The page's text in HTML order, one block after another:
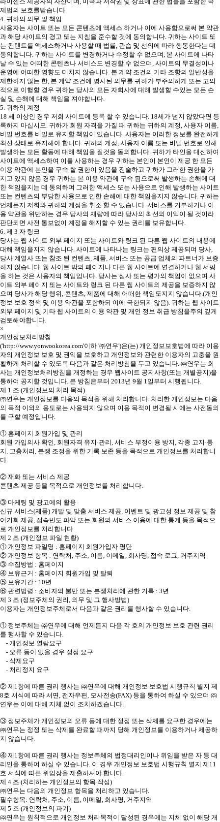
제법의 보호를받습니다.
4. 귀하의 의무 및 책임
사용자는 사이트 또는 모든 콘텐츠에 액세스 하거나 이에 사용함으로써 본 약관
과 해당 사이트의 경고 또는 지침을 준수할 것에 동의합니다. 귀하는 사이트 또
는 컨텐트를 액세스하거나 사용할 때 법률, 관습 및 선의에 따라 행동한다는 데
동의합니다. 귀하는 사이트를 변경하거나 수정할 수 없으며, 본 사이트에 나타
날 수 있는 어떠한 콘텐츠나 서비스도 변경할 수 없으며, 사이트의 무결성이나
운영에 어떠한 영향도 미치지 않습니다. 본 계약 조건의 기타 조항의 일반성을
제한하지 않는 한, 본 계약 조건에 명시된 의무를 귀하가 부주의하게 또는 고의
적으로 이행할 경우 귀하는 당사의 모든 자회사에 대해 발생할 수있는 모든 손
실 및 손해에 대해 책임을 져야합니다.
5. 귀하의 계정
18 세 이상인 경우 저희 사이트에 등록 할 수 있습니다. 18세가 넘지 않았다면 등
록하지 마십시오. 귀하가 회원 자격을 가질 때 귀하는 귀하의 계정, 사용자 이름,
비밀 번호를 비밀로 유지할 책임이 있습니다. 사용자는 이러한 정보를 완전하게
최신 상태로 유지해야 합니다. 귀하의 계정, 사용자 이름 또는 비밀 번호로 인해
발생하는 모든 활동에 대해 책임을 질것을 동의합니다. 귀하가 타인을 대신하여
사이트에 액세스하여 이를 사용하는 경우 귀하는 본인이 본인이 제공 한 모든
이용 약관에 본인을 구속 할 권한이 있음을 진술하고 귀하가 그러한 권한을 가
지고 있지 않은 경우 귀하는 본 이용 약관에 구속 됨으로써 발생하는 손해에 대
한 책임을지는 데 동의하며 그러한 액세스 또는 사용으로 인해 발생하는 사이트
또는 컨텐츠의 부당한 사용으로 인한 손해에 대한 책임을지지 않습니다. 귀하는
언제든지 저희와 귀하의 계정을 취소 할 수 있습니다. 서비스를 거부하거나 이
용 약관을 위반하는 경우 당사의 재량에 따라 당사의 최선의 이익이 될 것이라
판단되면 사전 통보없이 계정을 해지할 수 있는 권리를 보유합니다.
6. 제 3 자 링크
당사는 웹 사이트 외부 페이지 또는 사이트와 링크 된 다른 웹 사이트의 내용에
대해 책임을지지 않습니다. 사이트에 나타나는 링크는 편의상 제공되며 당사,
당사 계열사 또는 참조 된 컨텐츠, 제품, 서비스 또는 공급 업체의 파트너가 보증
하지 않습니다. 웹 사이트 밖의 페이지나 다른 웹 사이트에 연결하거나 웹 서핑
을 하는 것은 사용자의 책임입니다. 당사는 심사 또는 평가의 책임이 없으며 사
이트 외부 페이지 또는 사이트와 링크 된 다른 웹 사이트의 제공을 보증하지 않
으며 당사가 해당 행위, 콘텐츠, 제품에 대해 어떠한 책임도지지 않습니다.(개인
정보 보호 정책 및 이용 약관을 포함하되 이에 국한되지 않음). 귀하는 웹 사이트
외부 페이지 및 기타 웹 사이트의 이용 약관 및 개인 정보 취급 방침을주의 깊게
검토해야합니다.
×
개인정보처리방침
('http://www.yonwookorea.com'이하 '㈜연우')은(는) 개인정보보호법에 따라 이용
자의 개인정보 보호 및 권익을 보호하고 개인정보와 관련한 이용자의 고충을 원
활하게 처리할 수 있도록 다음과 같은 처리방침을 두고 있습니다. ㈜연우는 회
사는 개인정보처리방침을 개정하는 경우 웹사이트 공지사항(또는 개별공지)을
통하여 공지할 것입니다. 본 방침은부터 2013년 9월 1일부터 시행됩니다.
제 1 조 (개인정보의 처리 목적)
㈜연우는 개인정보를 다음의 목적을 위해 처리합니다. 처리한 개인정보는 다음
의 목적 이외의 용도로는 사용되지 않으며 이용 목적이 변경될 시에는 사전동의
를 구할 예정입니다.
① 홈페이지 회원가입 및 관리
회원 가입의사 확인, 회원자격 유지·관리, 서비스 부정이용 방지, 각종 고지·통
지, 고충처리, 분쟁 조정을 위한 기록 보존 등을 목적으로 개인정보를 처리합니
다.
② 재화 또는 서비스 제공
콘텐츠 제공 등을 목적으로 개인정보를 처리합니다.
③ 마케팅 및 광고에의 활용
신규 서비스(제품) 개발 및 맞춤 서비스 제공, 이벤트 및 광고성 정보 제공 및 참
여기회 제공, 접속빈도 파악 또는 회원의 서비스 이용에 대한 통계 등을 목적으
로 개인정보를 처리합니다
제 2 조 (개인정보 파일 현황)
① 개인정보 파일명 : 홈페이지 회원가입자 명단
② 개인정보 항목 : 연락처, 주소, 이름, 이메일, 회사명, 접속 로그, 거주지역
③ 수집방법 : 홈페이지
④ 보유근거 : 홈페이지 회원가입 및 탈퇴
⑤ 보유기간 : 10년
⑥ 관련법령 : 소비자의 불만 또는 분쟁처리에 관한 기록 : 3년
제 3 조 (정보주체의 권리, 의무 및 그 행사방법)
이용자는 개인정보주체로서 다음과 같은 권리를 행사할 수 있습니다.
① 정보주체는 ㈜연우에 대해 언제든지 다음 각 호의 개인정보 보호 관련 권리
를 행사할 수 있습니다.
- 개인정보 열람요구
- 오류 등이 있을 경우 정정 요구
- 삭제요구
- 처리정지 요구
② 제1항에 따른 권리 행사는 ㈜연우에 대해 개인정보 보호법 시행규칙 별지 제
8호 서식에 따라 서면, 전자우편, 모사전송(FAX) 등을 통하여 하실 수 있으며 ㈜
연우는 이에 대해 지체 없이 조치하겠습니다.
③ 정보주체가 개인정보의 오류 등에 대한 정정 또는 삭제를 요구한 경우에는
㈜연우는 정정 또는 삭제를 완료할 때까지 당해 개인정보를 이용하거나 제공하
지 않습니다.
④ 제1항에 따른 권리 행사는 정보주체의 법정대리인이나 위임을 받은 자 등 대
리인을 통하여 하실 수 있습니다. 이 경우 개인정보 보호법 시행규칙 별지 제11
호 서식에 따른 위임장을 제출하셔야 합니다.
제 4 조 (처리하는 개인정보의 항목 작성)
㈜연우는 다음의 개인정보 항목을 처리하고 있습니다.
필수항목: 연락처, 주소, 이름, 이메일, 회사명, 거주지역
제 5 조 (개인정보의 파기)
㈜연우는 원칙적으로 개인정보 처리목적이 달성된 경우에는 지체 없이 해당 개